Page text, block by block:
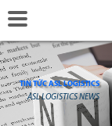
TIN TỨC ASL LOGISTICS
ASL LOGISTICS NEWS